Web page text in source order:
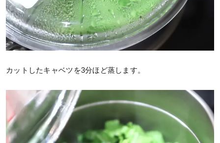
カットしたキャベツを3分ほど蒸します。